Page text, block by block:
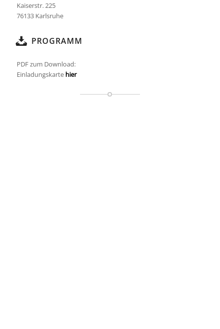
Kaiserstr. 225
76133 Karlsruhe
PROGRAMM
PDF zum Download:
Einladungskarte hier